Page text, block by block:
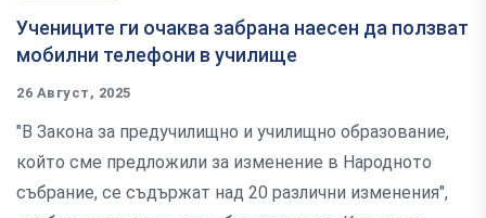
Учениците ги очаква забрана наесен да ползват
мобилни телефони в училище
26 Август, 2025
"В Закона за предучилищно и училищно образование,
който сме предложили за изменение в Народното
събрание, се съдържат над 20 различни изменения",